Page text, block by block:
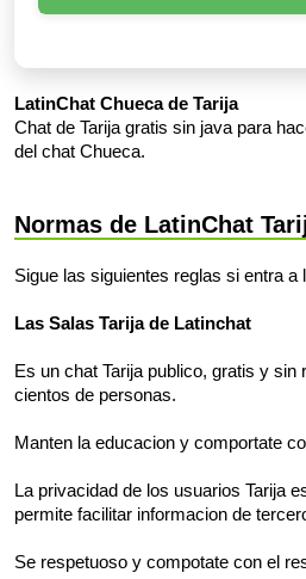
LatinChat Chueca de Tarija
Chat de Tarija gratis sin java para
del chat Chueca.
Normas de LatinChat
Sigue las siguientes reglas si entra a
Las Salas Tarija de Latinchat
Es un chat Tarija publico, gratis y sin
cientos de personas.
Manten la educacion y comportate
La privacidad de los usuarios Tarija
permite facilitar informacion de
Se respetuoso y compotate con el